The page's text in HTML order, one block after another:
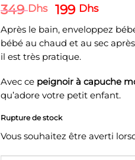
349Dhs
Le
initial
était :
349 Dhs.
199 DhsLe
prix
est :
Après le bain, enveloppez
bébé au chaud et au sec
il est très pratique.
Avec ce peignoir à capuche
qu’adore votre petit enfant.
Rupture de stock
Vous souhaitez être averti